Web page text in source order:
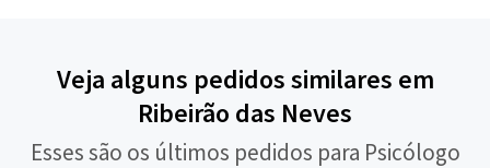
Veja alguns pedidos similares em
Ribeirão das Neves
Esses são os últimos pedidos para Psicólogo